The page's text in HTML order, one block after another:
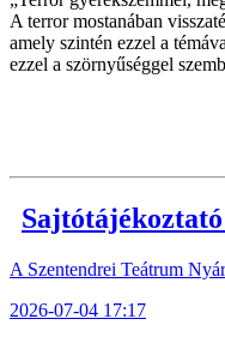
A terror mostanában
amely szintén ezzel a
ezzel a szörnyűséggel
A Szentendrei Teátrum
2026-07-04 17:17